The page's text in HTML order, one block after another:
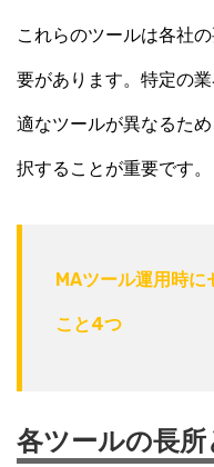
これらのツールは各社
要があります。特定の
適なツールが異なるた
択することが重要です。
MAツール運用時
こと4つ
各ツールの長